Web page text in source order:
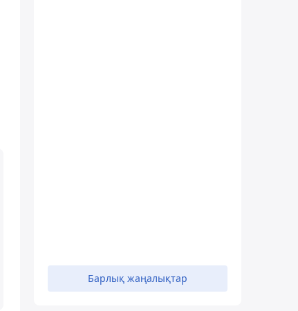
Барлық жаңалықтар